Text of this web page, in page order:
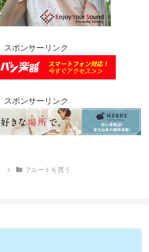
スポンサーリンク
スポンサーリンク
フルートを買う